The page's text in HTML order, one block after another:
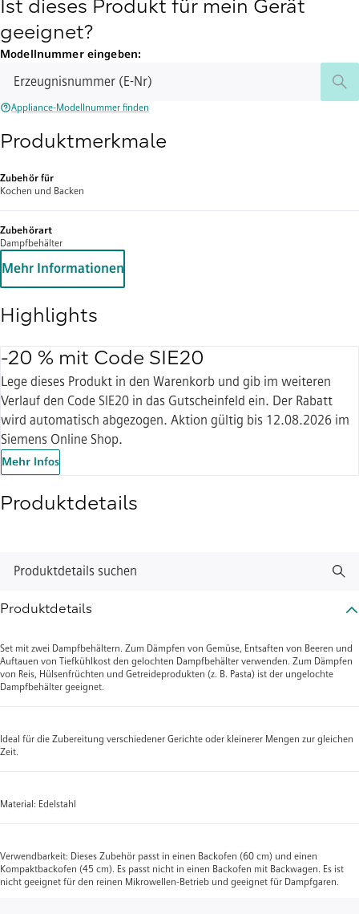
Ist dieses Produkt für mein Gerät
geeignet?
Modellnummer eingeben:
Erzeugnisnummer (E-Nr)
Appliance-Modellnummer finden
Produktmerkmale
Zubehör für
Kochen und Backen
Zubehörart
Dampfbehälter
Mehr Informationen
Highlights
-20 % mit Code SIE20
Lege dieses Produkt in den Warenkorb und gib im weiteren
Verlauf den Code SIE20 in das Gutscheinfeld ein. Der Rabatt
wird automatisch abgezogen. Aktion gültig bis 12.08.2026 im
Siemens Online Shop.
Mehr Infos
Produktdetails
Produktdetails suchen
Produktdetails
Set mit zwei Dampfbehältern. Zum Dämpfen von Gemüse, Entsaften von Beeren und
Auftauen von Tiefkühlkost den gelochten Dampfbehälter verwenden. Zum Dämpfen
von Reis, Hülsenfrüchten und Getreideprodukten (z. B. Pasta) ist der ungelochte
Dampfbehälter geeignet.
Ideal für die Zubereitung verschiedener Gerichte oder kleinerer Mengen zur gleichen
Zeit.
Material: Edelstahl
Verwendbarkeit: Dieses Zubehör passt in einen Backofen (60 cm) und einen
Kompaktbackofen (45 cm). Es passt nicht in einen Backofen mit Backwagen. Es ist
nicht geeignet für den reinen Mikrowellen-Betrieb und geeignet für Dampfgaren.